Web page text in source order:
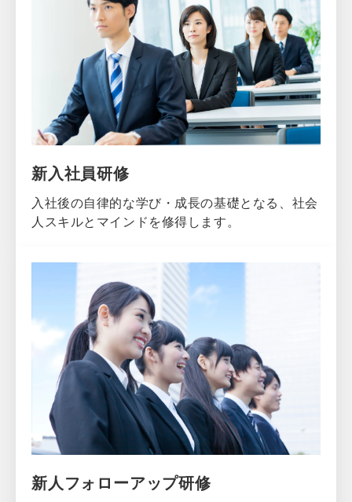
新入社員研修
入社後の自律的な学び・成長の基礎となる、社会
人スキルとマインドを修得します。
新人フォローアップ研修